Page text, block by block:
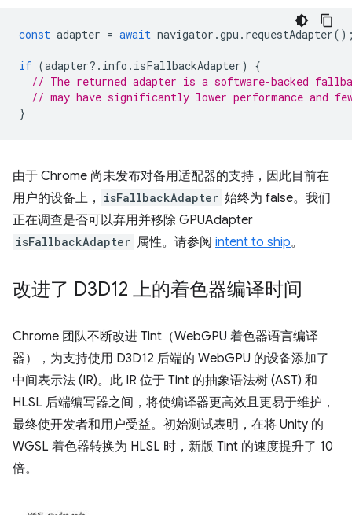
const adapter = await navigator .gpu . requestAdapter
if (adapter? . info . isFallbackAdapter)
{
// The returned adapter is a software-backed
// may have significantly lower performance and
}
由于 Chrome 尚未发布对备用适配器的支持，因此目前在
用户的设备上，
isFallbackAdapter 始终为 false。我们
正在调查是否可以弃用并移除 GPUAdapter
isFallbackAdapter 属性。请参阅 intent to ship。
改进了 D3D12 上的着色器编译时间
Chrome 团队不断改进 Tint（WebGPU 着色器语言编译
器），为支持使用 D3D12 后端的 WebGPU 的设备添加了
中间表示法 (IR)。此 IR 位于 Tint 的抽象语法树 (AST) 和
HLSL 后端编写器之间，将使编译器更高效且更易于维护，
最终使开发者和用户受益。初始测试表明，在将 Unity 的
WGSL 着色器转换为 HLSL 时，新版 Tint 的速度提升了 10
倍。